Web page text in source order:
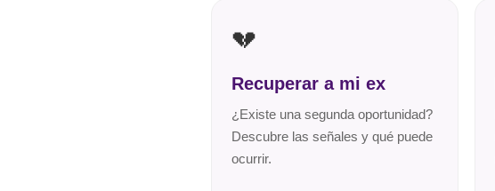
💔
Recuperar a mi ex
¿Existe una segunda oportunidad?
Descubre las señales y qué puede
ocurrir.